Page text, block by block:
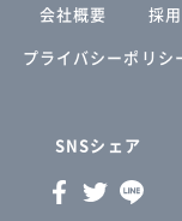
会社概要
採
プライバシーポリシ
SNSシェア